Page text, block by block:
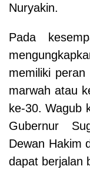
Nuryakin.
Pada
memiliki
marwah atau
ke-30. Wagub
Gubernur
Dewan Hakim
dapat berjalan